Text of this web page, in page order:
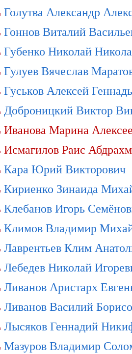
Голутва Александр
Гоннов Виталий
Губенко Николай
Гулуев Вячеслав
Гуськов Алексей
Доброницкий Виктор
Иванова Марина
Исмагилов Раис
Кара Юрий Викторович
Кириенко Зинаида
Клебанов Игорь
Климов Владимир
Лаврентьев Клим
Лебедев Николай
Ливанов Аристарх
Ливанов Василий
Лысяков Геннадий
Мазуров Владимир